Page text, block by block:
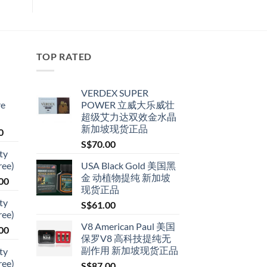
Price
S$79.00
through
S$399.00
Price
through
S$209.00
Price
TOP RATED
VERDEX SUPER
POWER 立威大乐威壮
超级艾力达双效金水晶
新加坡现货正品
S$70.00
USA Black Gold 美国黑
金 动植物提纯 新加坡
现货正品
S$61.00
V8 American Paul 美国
保罗V8 高科技提纯无
副作用 新加坡现货正品